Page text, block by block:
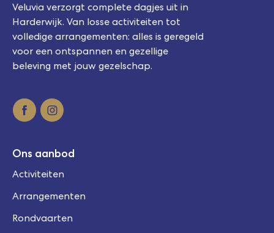
Veluvia verzorgt complete dagjes uit in
Harderwijk. Van losse activiteiten tot
volledige arrangementen: alles is geregeld
voor een ontspannen en gezellige
beleving met jouw gezelschap.
Ons aanbod
Activiteiten
Arrangementen
Rondvaarten